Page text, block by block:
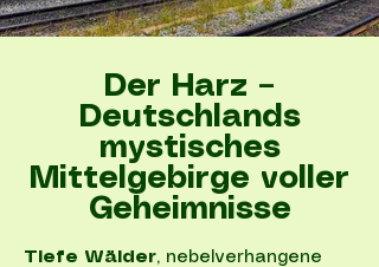
Der Harz –
Deutschlands
mystisches
Mittelgebirge voller
Geheimnisse
Tiefe Wälder, nebelverhangene